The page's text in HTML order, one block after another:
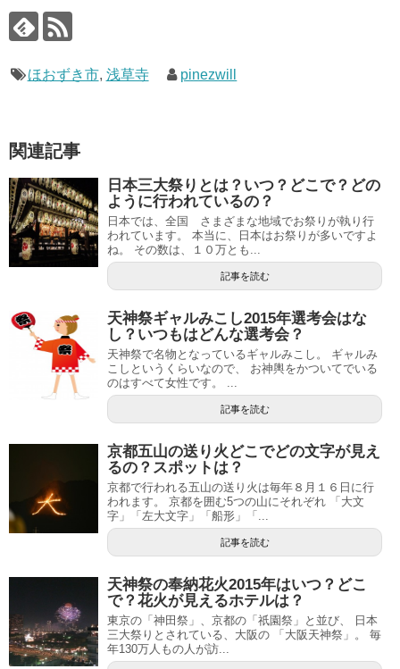
ほおずき市, 浅草寺 pinezwill
関連記事
日本三大祭りとは？いつ？どこで？どの
ように行われているの？
日本では、全国 さまざまな地域でお祭りが執り行
われています。 本当に、日本はお祭りが多いですよ
ね。 その数は、１０万とも...
記事を読む
天神祭ギャルみこし2015年選考会はな
し？いつもはどんな選考会？
天神祭で名物となっているギャルみこし。 ギャルみ
こしというくらいなので、 お神輿をかついてでいる
のはすべて女性です。 ...
記事を読む
京都五山の送り火どこでどの文字が見え
るの？スポットは？
京都で行われる五山の送り火は毎年８月１６日に行
われます。 京都を囲む5つの山にそれぞれ 「大文
字」「左大文字」「船形」「...
記事を読む
天神祭の奉納花火2015年はいつ？どこ
で？花火が見えるホテルは？
東京の「神田祭」、京都の「祇園祭」と並び、 日本
三大祭りとされている、大阪の 「大阪天神祭」。 毎
年130万人もの人が訪...